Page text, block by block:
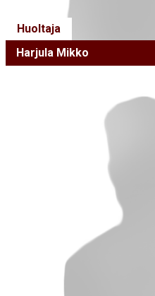
Huoltaja
Harjula Mikko